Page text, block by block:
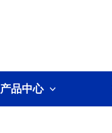
产品中心